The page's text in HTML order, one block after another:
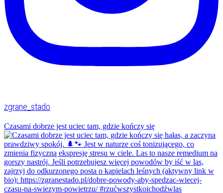
zgrane_stado
Czasami dobrze jest uciec tam, gdzie kończy się